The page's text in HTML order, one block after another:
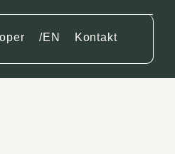
/EN Kontakt